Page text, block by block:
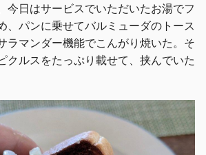
今日はサービスでいただいたお湯でフ
、パンに乗せてバルミューダのトース
ラマンダー機能でこんがり焼いた。そ
クルスをたっぷり載せて、挟んでいた